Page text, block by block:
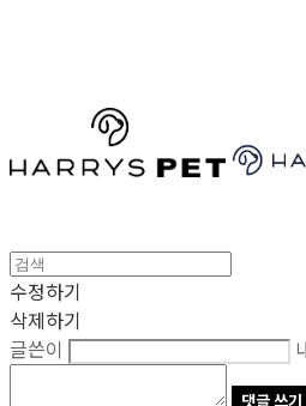
수정하기
삭제하기
글쓴이
댓글 쓰기